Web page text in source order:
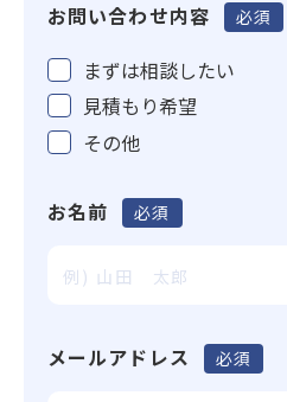
お問い合わせ内容 必須
まずは相談したい
見積もり希望
その他
お名前 必須
メールアドレス 必須